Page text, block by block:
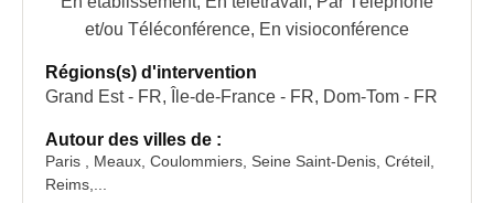
et/ou Téléconférence, En visioconférence
Régions(s) d'intervention
Grand Est - FR, Île-de-France - FR, Dom-Tom - FR
Autour des villes de :
Paris , Meaux, Coulommiers, Seine Saint-Denis, Créteil,
Reims,...